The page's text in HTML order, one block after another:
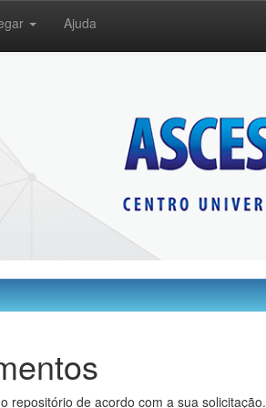
Ajuda
repositório de acordo com a sua solicitação.